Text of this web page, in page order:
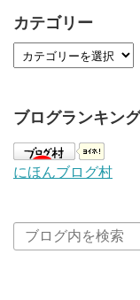
カテゴリー
ブログランキン
にほんブログ村